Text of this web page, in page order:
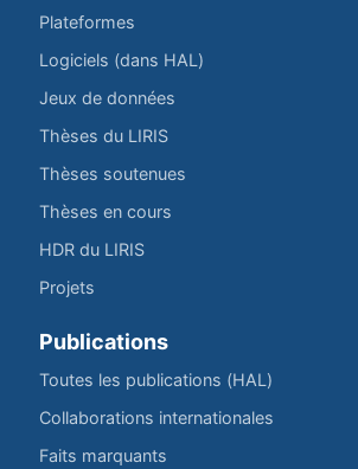
Plateformes
Logiciels (dans HAL)
Jeux de données
Thèses du LIRIS
Thèses soutenues
Thèses en cours
HDR du LIRIS
Projets
Publications
Toutes les publications (HAL)
Collaborations internationales
Faits marquants